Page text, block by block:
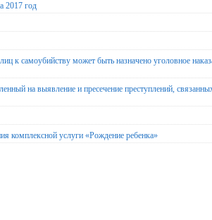
2017 год
к самоубийству может быть назначено уголовное
на выявление и пресечение преступлений,
услуги «Рождение ребенка»